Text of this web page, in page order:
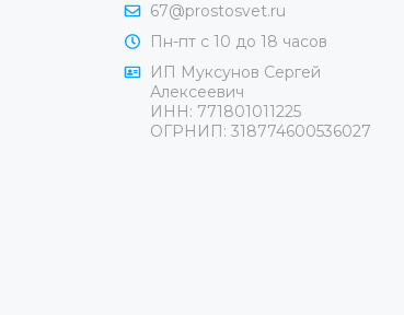
67@prostosvet.ru
Пн-пт с 10 до 18 часов
ИП Муксунов Сергей
Алексеевич
ИНН: 771801011225
ОГРНИП: 318774600536027